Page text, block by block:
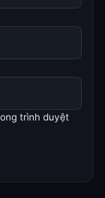
trình duyệt